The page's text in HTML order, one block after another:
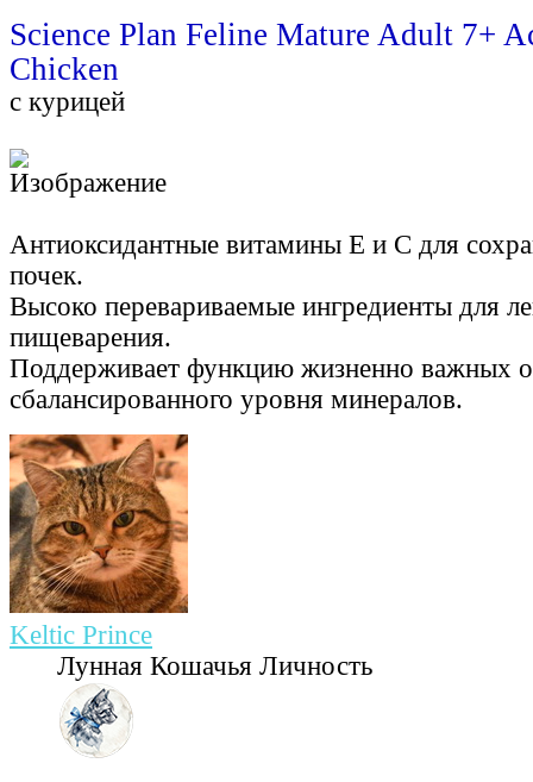
Science Plan Feline Mature Adult 7+
Chicken
с курицей
Антиоксидантные витамины Е и С для
почек.
Высоко перевариваемые ингредиенты для
пищеварения.
Поддерживает функцию жизненно важных
сбалансированного уровня минералов.
Keltic Prince
Лунная Кошачья Личность